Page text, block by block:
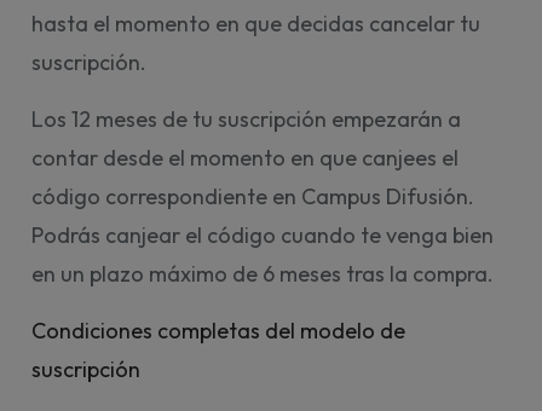
hasta el momento en que decidas cancelar tu
suscripción.
Los 12 meses de tu suscripción empezarán a
contar desde el momento en que canjees el
código correspondiente en Campus Difusión.
Podrás canjear el código cuando te venga bien
en un plazo máximo de 6 meses tras la compra.
Condiciones completas del modelo de
suscripción